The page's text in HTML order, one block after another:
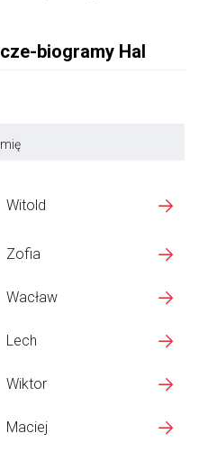
Imię
Witold
Zofia
Wacław
Lech
Wiktor
Maciej